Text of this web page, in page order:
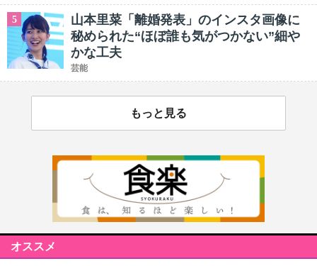
5
山本里菜「離婚発表」のインスタ画像に
秘められた“ほぼ誰も気がつかない”細や
かな工夫
芸能
もっと見る
オススメ